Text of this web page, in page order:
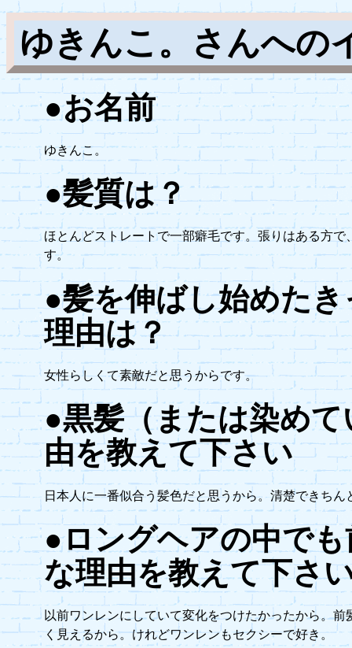
ゆきんこ。さんへの
●お名前
ゆきんこ。
●髪質は？
ほとんどストレートで一部癖毛です。張りはある方で
す。
●髪を伸ばし始めた
理由は？
女性らしくて素敵だと思うからです。
●黒髪（または染め
由を教えて下さい
日本人に一番似合う髪色だと思うから。清楚できちん
●ロングヘアの中で
な理由を教えて下さ
以前ワンレンにしていて変化をつけたかったから。前
く見えるから。けれどワンレンもセクシーで好き。